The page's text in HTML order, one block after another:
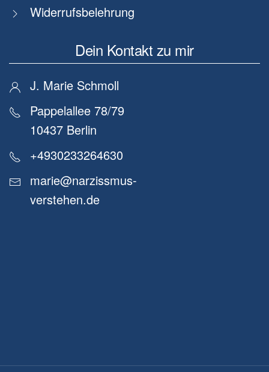
Widerrufsbelehrung
Dein Kontakt zu mir
J. Marie Schmoll
Pappelallee 78/79
10437 Berlin
+4930233264630
marie@narzissmus-
verstehen.de